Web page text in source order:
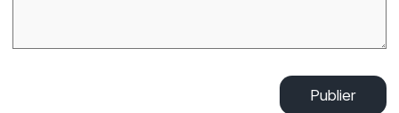
Publier